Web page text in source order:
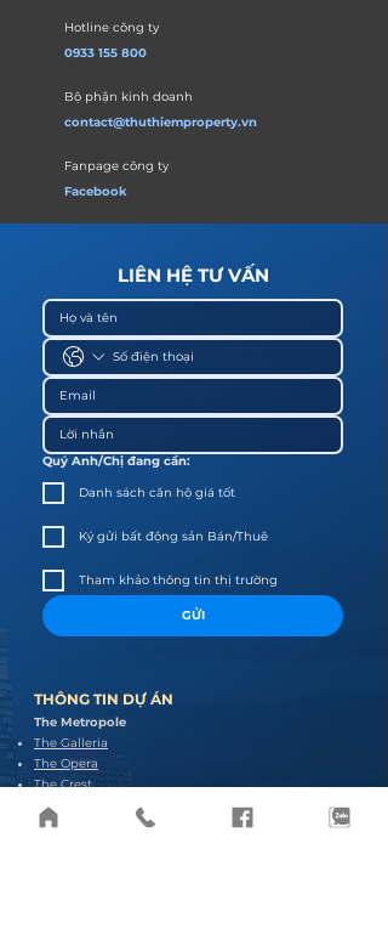
Hotline công ty
0933 155 800
Bộ phận kinh doanh
contact@thuthiemproperty.vn
Fanpage công ty
Facebook
LIÊN HỆ TƯ VẤN
Quý Anh/Chị đang cần:
Danh sách căn hộ giá tốt
Ký gửi bất động sản Bán/Thuê
Tham khảo thông tin thị trường
GỬI
THÔNG TIN DỰ ÁN
The Metropole
The Galleria
The Opera
The Crest
The Metropole Thủ Thiêm
The Empire City